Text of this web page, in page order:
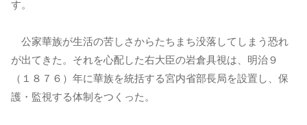
す。
公家華族が生活の苦しさからたちまち没落してしまう恐れ
が出てきた。それを心配した右大臣の岩倉具視は、明治９
（１８７６）年に華族を統括する宮内省部長局を設置し、保
護・監視する体制をつくった。